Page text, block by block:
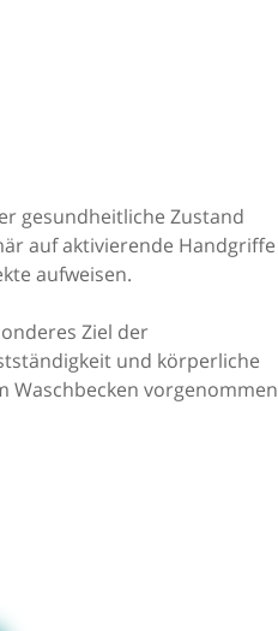
gesundheitliche Zustand
auf aktivierende Handgriffe
aufweisen.
Ziel der
und körperliche
Waschbecken vorgenommen